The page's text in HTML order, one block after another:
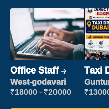
Office Staff
West-godavari
₹18000 - ₹20000
Taxi